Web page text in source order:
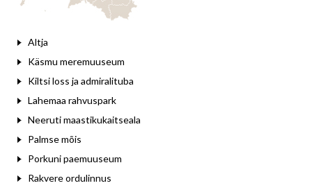
Altja
Käsmu meremuuseum
Kiltsi loss ja admiralituba
Lahemaa rahvuspark
Neeruti maastikukaitseala
Palmse mõis
Porkuni paemuuseum
Rakvere ordulinnus